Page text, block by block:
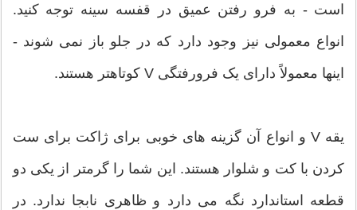
است - به فرو رفتن عمیق در قفسه سینه توجه کنید.
انواع معمولی نیز وجود دارد که در جلو باز نمی شوند -
اینها معمولاً دارای یک فرورفتگی V کوتاهتر هستند.
یقه V و انواع آن گزینه های خوبی برای ژاکت برای ست
کردن با کت و شلوار هستند. این شما را گرمتر از یکی دو
قطعه استاندارد نگه می دارد و ظاهری نابجا ندارد. در